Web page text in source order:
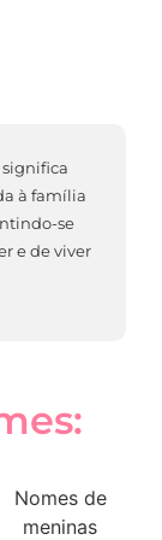
à família
se
e de viver
Nomes de
meninas